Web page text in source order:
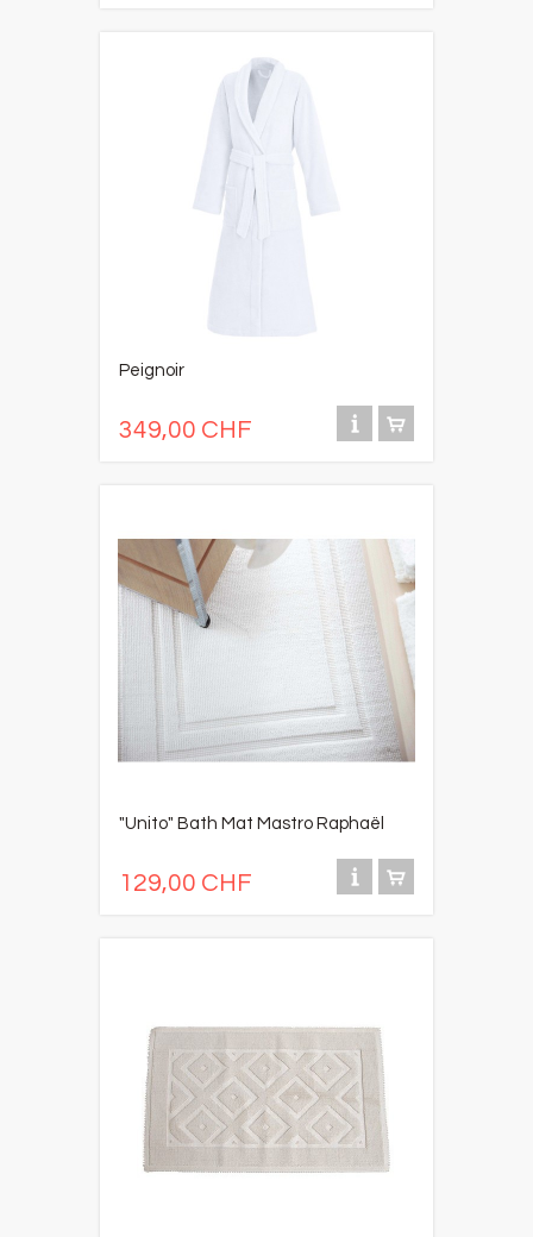
Peignoir
349,00 CHF
"Unito" Bath Mat Mastro Raphaël
129,00 CHF